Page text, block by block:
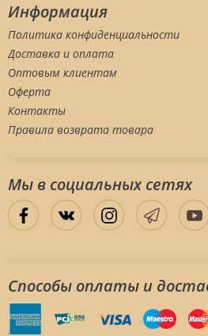
Информация
Политика конфиденциальности
Доставка и оплата
Оптовым клиентам
Оферта
Контакты
Правила возврата товара
Мы в социальных сетяx
Способы оплаты и